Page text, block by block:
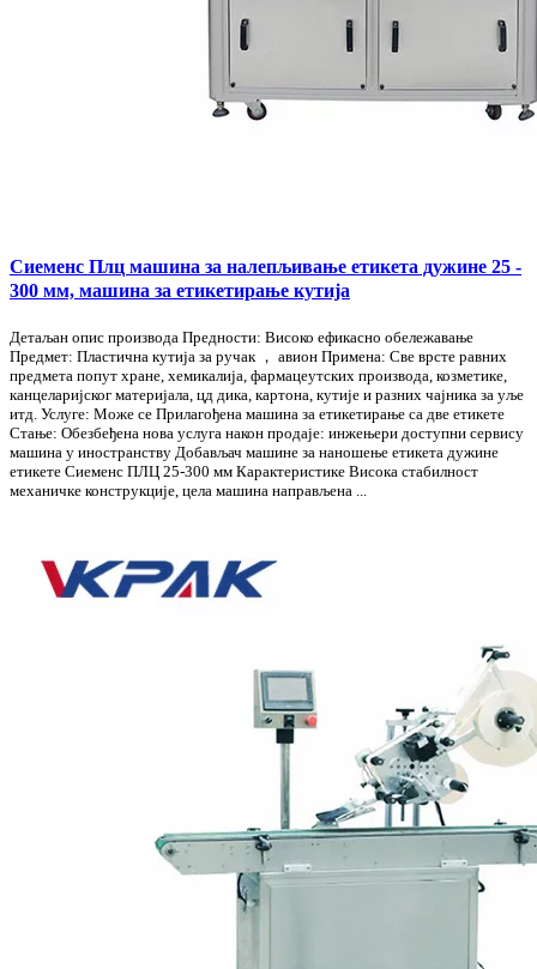
Сиеменс Плц машина за налепљивање етикета дужине 25 -
300 мм, машина за етикетирање кутија
Детаљан опис производа Предности: Високо ефикасно обележавање
Предмет: Пластична кутија за ручак ， авион Примена: Све врсте равних
предмета попут хране, хемикалија, фармацеутских производа, козметике,
канцеларијског материјала, цд дика, картона, кутије и разних чајника за уље
итд. Услуге: Може се Прилагођена машина за етикетирање са две етикете
Стање: Обезбеђена нова услуга након продаје: инжењери доступни сервису
машина у иностранству Добављач машине за наношење етикета дужине
етикете Сиеменс ПЛЦ 25-300 мм Карактеристике Висока стабилност
механичке конструкције, цела машина направљена ...